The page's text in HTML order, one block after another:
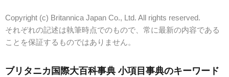
Copyright (c) Britannica Japan Co., Ltd. All rights reserved.
それぞれの記述は執筆時点でのもので、常に最新の内容である
ことを保証するものではありません。
ブリタニカ国際大百科事典 小項目事典のキーワード